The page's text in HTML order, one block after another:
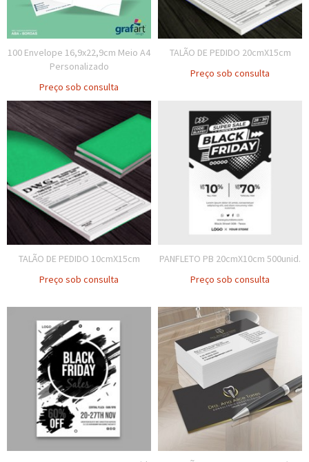
100 Envelope 16,9x22,9cm Meio A4
Personalizado
Preço sob consulta
TALÃO DE PEDIDO 20cmX15cm
Preço sob consulta
TALÃO DE PEDIDO 10cmX15cm
Preço sob consulta
PANFLETO PB 20cmX10cm 500unid.
Preço sob consulta